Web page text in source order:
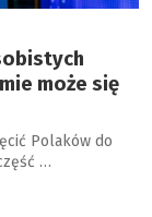
może się
Polaków do
…